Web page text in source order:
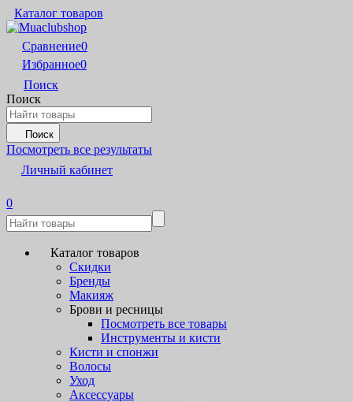
Каталог товаров
Сравнение0
Избранное0
Поиск
Поиск
Поиск
Посмотреть все результаты
Личный кабинет
0
Каталог товаров
Скидки
Бренды
Макияж
Брови и ресницы
Посмотреть все товары
Инструменты и кисти
Кисти и спонжи
Волосы
Уход
Аксессуары